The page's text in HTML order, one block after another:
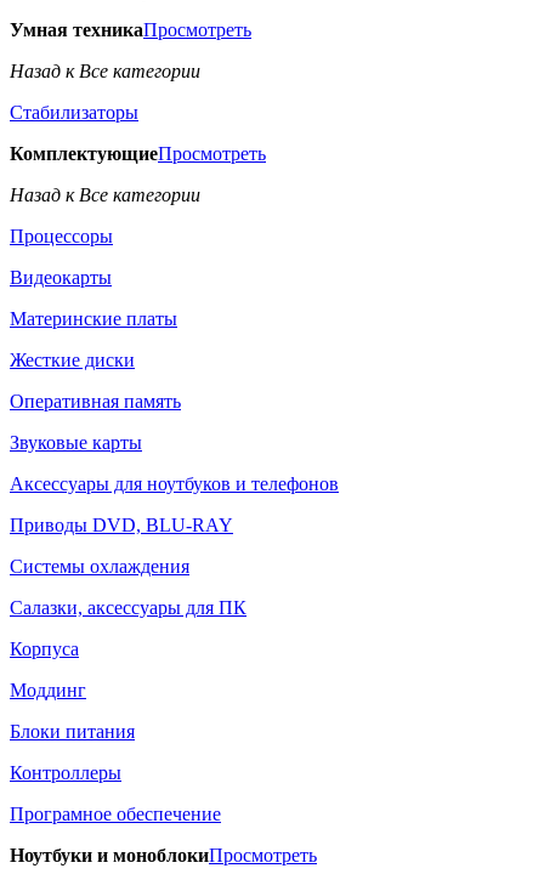
Умная техникаПросмотреть
Назад к Все категории
Стабилизаторы
КомплектующиеПросмотреть
Назад к Все категории
Процессоры
Видеокарты
Материнские платы
Жесткие диски
Оперативная память
Звуковые карты
Аксессуары для ноутбуков и телефонов
Приводы DVD, BLU-RAY
Системы охлаждения
Салазки, аксессуары для ПК
Корпуса
Моддинг
Блоки питания
Контроллеры
Програмное обеспечение
Ноутбуки и моноблокиПросмотреть